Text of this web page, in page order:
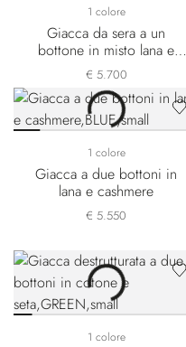
1 colore
Giacca da sera a un
bottone in misto lana e
cashmere
€ 5.700
1 colore
Giacca a due bottoni in
lana e cashmere
€ 5.550
1 colore